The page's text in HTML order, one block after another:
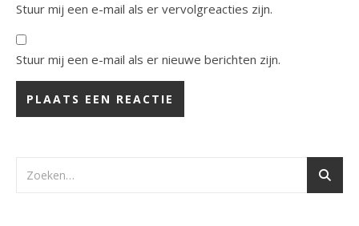
Stuur mij een e-mail als er vervolgreacties zijn.
Stuur mij een e-mail als er nieuwe berichten zijn.